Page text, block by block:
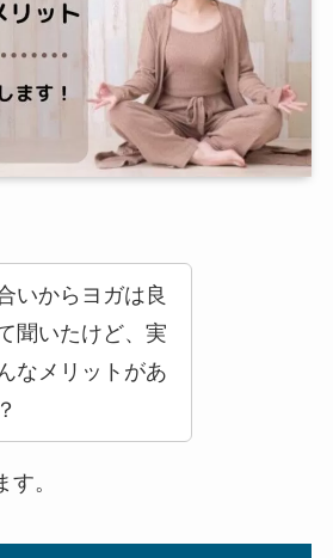
いからヨガは良
聞いたけど、実
なメリットがあ
。